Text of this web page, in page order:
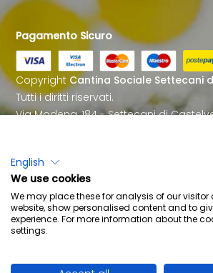
Pagamento Sicuro
Copyright Cantina Sociale Settecani
Tutti i diritti riservati.
Via Modena, 184 - Settecani di
059 702010
English
We use cookies
We may place these for analysis of our
website, show personalised content and to
experience. For more information about the
settings.